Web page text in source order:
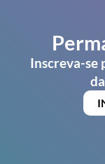
Inscreva-se